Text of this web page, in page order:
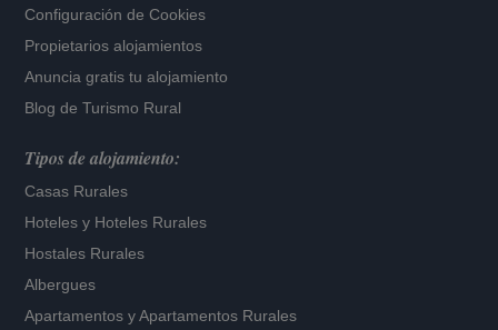
Configuración de Cookies
Propietarios alojamientos
Anuncia gratis tu alojamiento
Blog de Turismo Rural
Tipos de alojamiento:
Casas Rurales
Hoteles y Hoteles Rurales
Hostales Rurales
Albergues
Apartamentos yApartamentos Rurales